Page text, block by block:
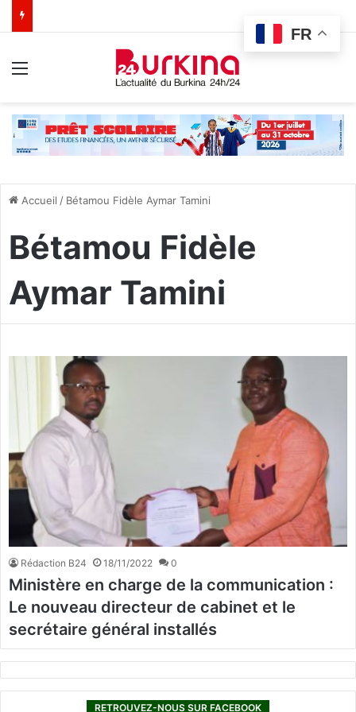
Accueil / Bétamou Fidèle Aymar Tamini
Bétamou Fidèle
Aymar Tamini
Rédaction B24 18/11/2022 0
Ministère en charge de la communication :
Le nouveau directeur de cabinet et le
secrétaire général installés
RETROUVEZ-NOUS SUR FACEBOOK
FR